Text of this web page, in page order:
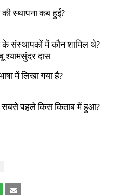
की स्थापना कब हुई?
के संस्थापकों में कौन शामिल थे?
श्यामसुंदर दास
में लिखा गया है?
सबसे पहले किस किताब में हुआ?